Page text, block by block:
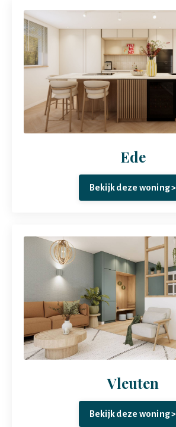
Ede
Bekijk deze woning >
Vleuten
Bekijk deze woning >